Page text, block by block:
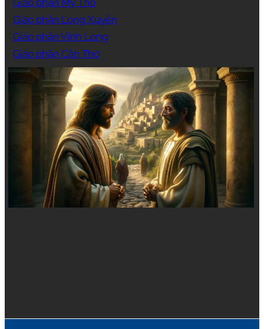
Giáo phận Long Xuyên
Giáo phận Vĩnh Long
Giáo phận Cần Thơ